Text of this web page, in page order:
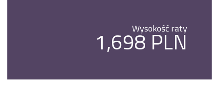
Wysokość raty
1,698 PLN